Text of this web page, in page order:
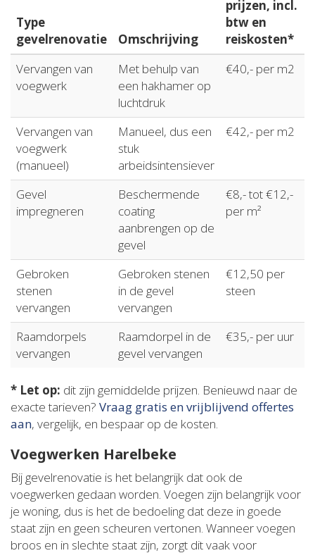
Type
gevelrenovatie
Omschrijving
prijzen, incl.
btw en
reiskosten*
Vervangen van
voegwerk
Met behulp van
een hakhamer op
luchtdruk
€40,- per m2
Vervangen van
voegwerk
(manueel)
Manueel, dus een
stuk
arbeidsintensiever
€42,- per m2
Gevel
impregneren
Beschermende
coating
aanbrengen op de
gevel
€8,- tot €12,-
per m²
Gebroken
stenen
vervangen
Gebroken stenen
in de gevel
vervangen
€12,50 per
steen
Raamdorpels
vervangen
Raamdorpel in de
gevel vervangen
€35,- per uur
* Let op: dit zijn gemiddelde prijzen. Benieuwd naar de
exacte tarieven? Vraag gratis en vrijblijvend offertes
aan, vergelijk, en bespaar op de kosten.
Voegwerken Harelbeke
Bij gevelrenovatie is het belangrijk dat ook de
voegwerken gedaan worden. Voegen zijn belangrijk voor
je woning, dus is het de bedoeling dat deze in goede
staat zijn en geen scheuren vertonen. Wanneer voegen
broos en in slechte staat zijn, zorgt dit vaak voor